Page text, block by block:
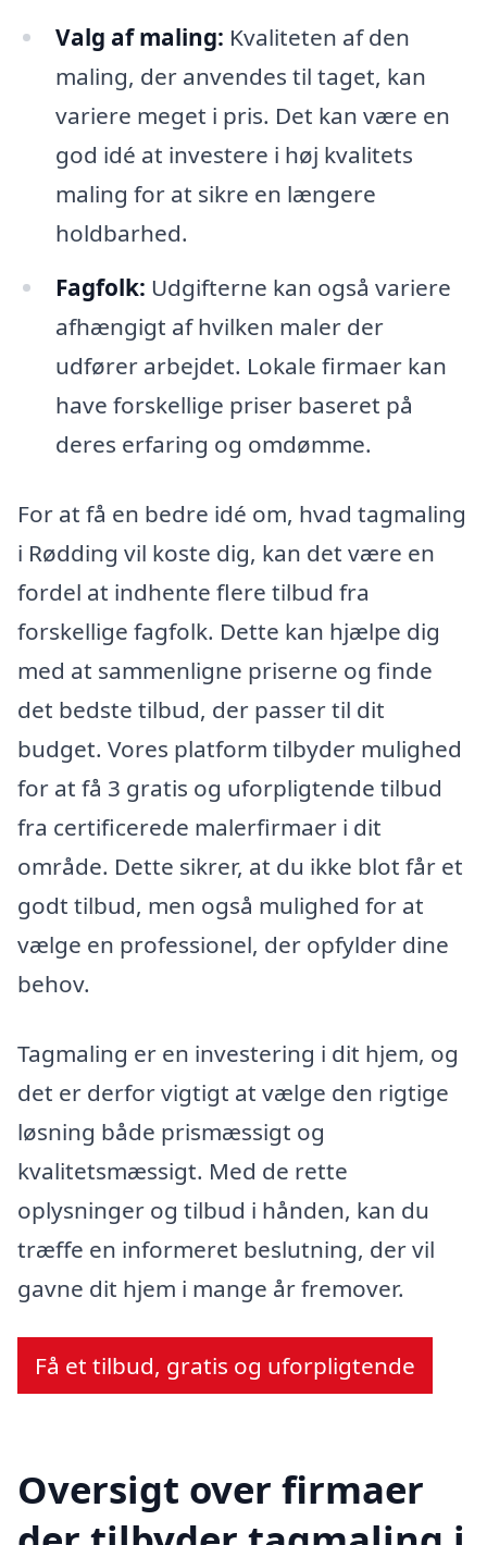
Valg af maling: Kvaliteten af den
maling, der anvendes til taget, kan
variere meget i pris. Det kan være en
god idé at investere i høj kvalitets
maling for at sikre en længere
holdbarhed.
Fagfolk: Udgifterne kan også variere
afhængigt af hvilken maler der
udfører arbejdet. Lokale firmaer kan
have forskellige priser baseret på
deres erfaring og omdømme.
For at få en bedre idé om, hvad tagmaling
i Rødding vil koste dig, kan det være en
fordel at indhente flere tilbud fra
forskellige fagfolk. Dette kan hjælpe dig
med at sammenligne priserne og finde
det bedste tilbud, der passer til dit
budget. Vores platform tilbyder mulighed
for at få 3 gratis og uforpligtende tilbud
fra certificerede malerfirmaer i dit
område. Dette sikrer, at du ikke blot får et
godt tilbud, men også mulighed for at
vælge en professionel, der opfylder dine
behov.
Tagmaling er en investering i dit hjem, og
det er derfor vigtigt at vælge den rigtige
løsning både prismæssigt og
kvalitetsmæssigt. Med de rette
oplysninger og tilbud i hånden, kan du
træffe en informeret beslutning, der vil
gavne dit hjem i mange år fremover.
Få et tilbud, gratis og uforpligtende
Oversigt over firmaer